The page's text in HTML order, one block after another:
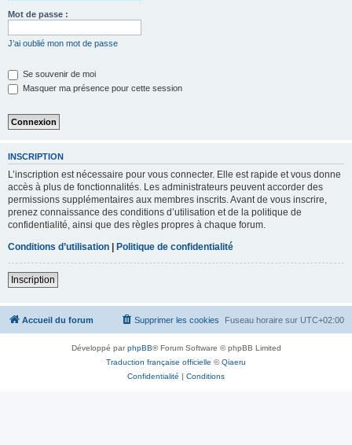
Mot de passe :
J’ai oublié mon mot de passe
Se souvenir de moi
Masquer ma présence pour cette session
INSCRIPTION
L’inscription est nécessaire pour vous connecter. Elle est rapide et vous donne
accès à plus de fonctionnalités. Les administrateurs peuvent accorder des
permissions supplémentaires aux membres inscrits. Avant de vous inscrire,
prenez connaissance des conditions d’utilisation et de la politique de
confidentialité, ainsi que des règles propres à chaque forum.
Conditions d’utilisation
Politique de confidentialité
Inscription
Accueil du forum Fuseau horaire sur UTC+02:00
Supprimer les cookies
Développé parphpBB® Forum Software © phpBB Limited
Traduction française officielle ©Qiaeru
Confidentialité | Conditions